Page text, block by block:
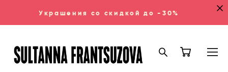
Украшения со скидкой до -30%